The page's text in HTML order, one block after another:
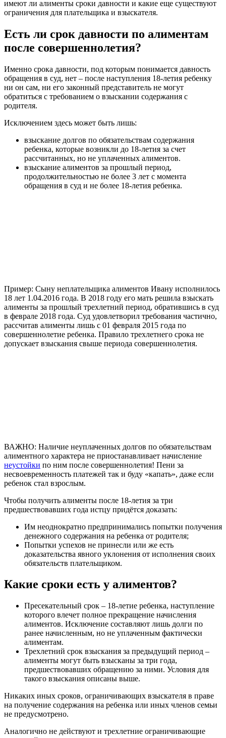
имеют ли алименты сроки давности и какие еще существуют
ограничения для плательщика и взыскателя.
Есть ли срок давности по алиментам
после совершеннолетия?
Именно срока давности, под которым понимается давность
обращения в суд, нет – после наступления 18-летия ребенку
ни он сам, ни его законный представитель не могут
обратиться с требованием о взыскании содержания с
родителя.
Исключением здесь может быть лишь:
взыскание долгов по обязательствам содержания
ребенка, которые возникли до 18-летия за счет
рассчитанных, но не уплаченных алиментов.
взыскание алиментов за прошлый период,
продолжительностью не более 3 лет с момента
обращения в суд и не более 18-летия ребенка.
Пример: Сыну неплательщика алиментов Ивану исполнилось
18 лет 1.04.2016 года. В 2018 году его мать решила взыскать
алименты за прошлый трехлетний период, обратившись в суд
в феврале 2018 года. Суд удовлетворил требования частично,
рассчитав алименты лишь с 01 февраля 2015 года по
совершеннолетие ребенка. Правило трехлетнего срока не
допускает взыскания свыше периода совершеннолетия.
ВАЖНО: Наличие неуплаченных долгов по обязательствам
алиментного характера не приостанавливает начисление
неустойки по ним после совершеннолетия! Пени за
несвоевременность платежей так и буду «капать», даже если
ребенок стал взрослым.
Чтобы получить алименты после 18-летия за три
предшествовавших года истцу придётся доказать:
Им неоднократно предпринимались попытки получения
денежного содержания на ребенка от родителя;
Попытки успехов не принесли или же есть
доказательства явного уклонения от исполнения своих
обязательств плательщиком.
Какие сроки есть у алиментов?
Пресекательный срок – 18-летие ребенка, наступление
которого влечет полное прекращение начисления
алиментов. Исключение составляют лишь долги по
ранее начисленным, но не уплаченным фактически
алиментам.
Трехлетний срок взыскания за предыдущий период –
алименты могут быть взысканы за три года,
предшествовавших обращению за ними. Условия для
такого взыскания описаны выше.
Никаких иных сроков, ограничивающих взыскателя в праве
на получение содержания на ребенка или иных членов семьи
не предусмотрено.
Аналогично не действуют и трехлетние ограничивающие